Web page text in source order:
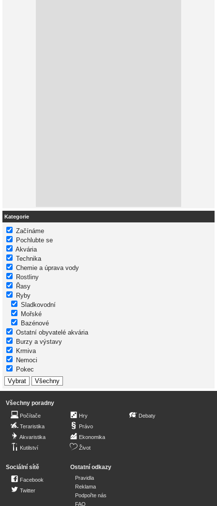
Kategorie
Začínáme
Pochlubte se
Akvária
Technika
Chemie a úprava vody
Rostliny
Řasy
Ryby
Sladkovodní
Mořské
Bazénové
Ostatní obyvatelé akvária
Burzy a výstavy
Krmiva
Nemoci
Pokec
Všechny poradny
Počítače
Teraristika
Akvaristika
Kutilství
Hry
Právo
Ekonomika
Život
Debaty
Sociální sítě
Facebook
Twitter
Ostatní odkazy
Pravidla
Reklama
Podpořte nás
FAQ